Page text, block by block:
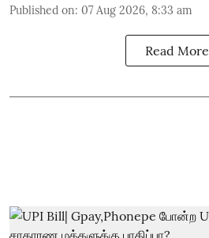
Published on: 07 Aug 2026, 8:33 am
Read More